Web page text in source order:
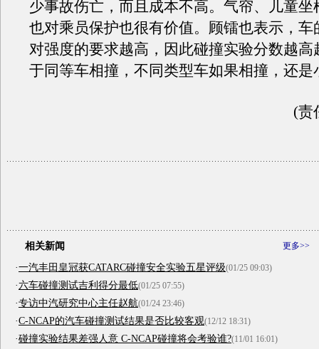
少事故伤亡，而且成本不高。气帘、儿童坐
也对乘员保护也很有价值。顾镭也表示，车
对强度的要求越高，因此碰撞实验分数越高
于同等车相撞，不同类型车如果相撞，还是
(责
更多>>
相关新闻
·一汽丰田皇冠获CATARC碰撞安全实验五星评级(01/25 09:03)
·六车碰撞测试吉利得分最低(01/25 07:55)
·专访中汽研究中心主任赵航(01/24 23:46)
·C-NCAP的汽车碰撞测试结果是否比较客观(12/12 18:31)
·碰撞实验结果差强人意 C-NCAP碰撞将会考验谁?(11/01 16:01)